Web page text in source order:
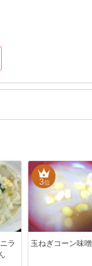
ラ
3位
玉ねぎコーン味